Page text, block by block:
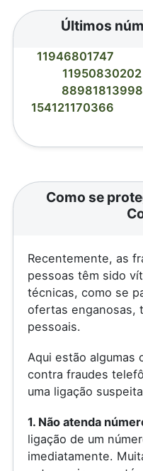
Últimos
11946801747
11950830202
154121170366
Como se
Recentemente, as
pessoas têm sido
técnicas, como se
ofertas enganosas,
pessoais.
Aqui estão algumas
contra fraudes
uma ligação
1. Não atenda
ligação de um
imediatamente.